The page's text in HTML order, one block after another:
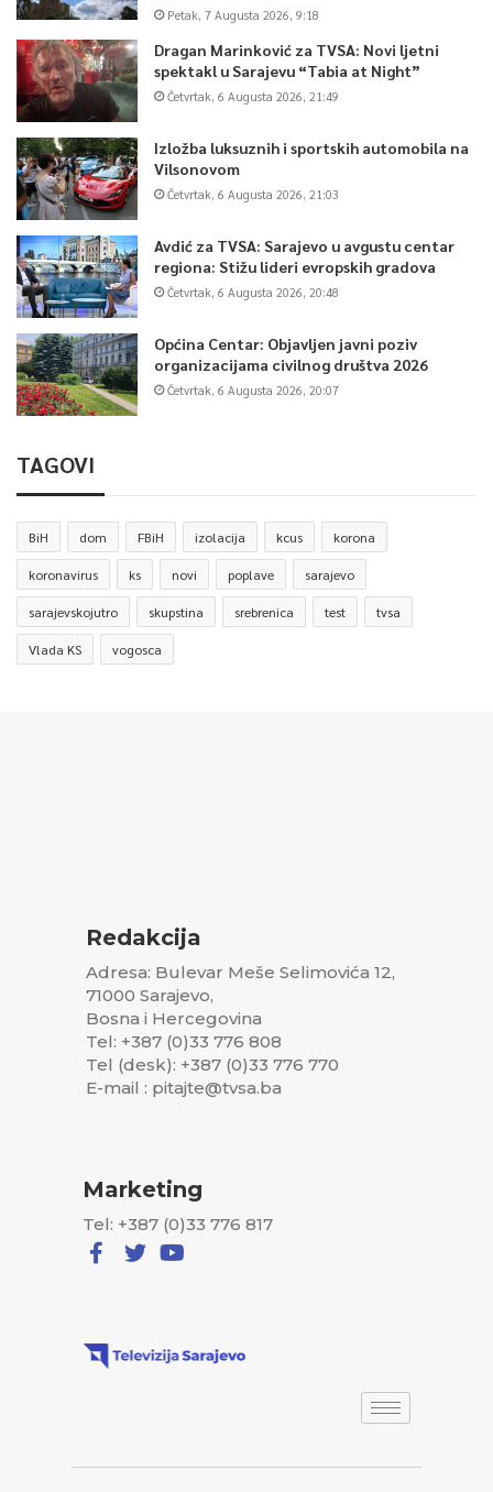
Petak, 7 Augusta 2026, 9:18
Dragan Marinković za TVSA: Novi ljetni
spektakl u Sarajevu “Tabia at Night”
Četvrtak, 6 Augusta 2026, 21:49
Izložba luksuznih i sportskih automobila na
Vilsonovom
Četvrtak, 6 Augusta 2026, 21:03
Avdić za TVSA: Sarajevo u avgustu centar
regiona: Stižu lideri evropskih gradova
Četvrtak, 6 Augusta 2026, 20:48
Općina Centar: Objavljen javni poziv
organizacijama civilnog društva 2026
Četvrtak, 6 Augusta 2026, 20:07
TAGOVI
BiH dom FBiH izolacija kcus korona
koronavirus ks novi poplave sarajevo
sarajevskojutro skupstina srebrenica test tvsa
Vlada KS vogosca
Redakcija
Adresa: Bulevar Meše Selimovića 12,
71000 Sarajevo,
Bosna i Hercegovina
Tel: +387 (0)33 776 808
Tel (desk): +387 (0)33 776 770
E-mail : pitajte@tvsa.ba
Marketing
Tel: +387 (0)33 776 817